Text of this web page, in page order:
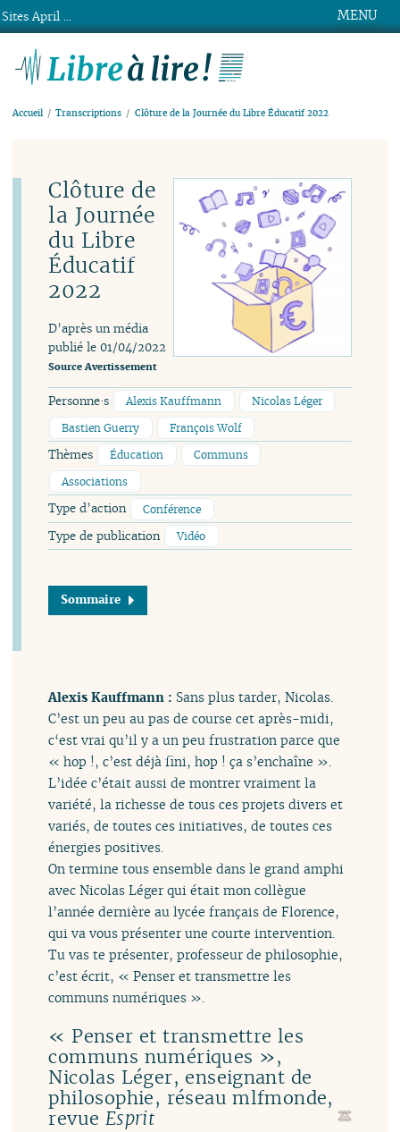
MENU
Accueil Transcriptions Clôture de la Journée du Libre Éducatif 2022
Clôture de
la Journée
du Libre
Éducatif
2022
D’après un média
publié le 01/04/2022
Source Avertissement
Personne·s Alexis Kauffmann
Nicolas Léger
Bastien Guerry
François Wolf
Thèmes Éducation
Communs
Associations
Type d’action Conférence
Type de publication Vidéo
Sommaire
Alexis Kauffmann : Sans plus tarder, Nicolas.
C’est un peu au pas de course cet après-midi,
c‘est vrai qu’il y a un peu frustration parce que
« hop !, c’est déjà fini, hop ! ça s’enchaîne ».
L’idée c’était aussi de montrer vraiment la
variété, la richesse de tous ces projets divers et
variés, de toutes ces initiatives, de toutes ces
énergies positives.
On termine tous ensemble dans le grand amphi
avec Nicolas Léger qui était mon collègue
l’année dernière au lycée français de Florence,
qui va vous présenter une courte intervention.
Tu vas te présenter, professeur de philosophie,
c’est écrit, « Penser et transmettre les
communs numériques ».
« Penser et transmettre les
communs numériques »,
Nicolas Léger, enseignant de
philosophie, réseau mlfmonde,
revue Esprit
Sites April ...